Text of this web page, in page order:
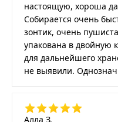
настоящую, хороша
Собирается очень
зонтик, очень
упакована в двойную
для дальнейшего
не выявили.
Алла З.